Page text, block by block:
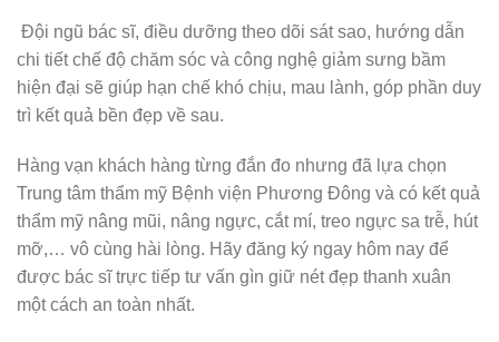
Đội ngũ bác sĩ, điều dưỡng theo dõi sát sao, hướng dẫn
chi tiết chế độ chăm sóc và công nghệ giảm sưng bầm
hiện đại sẽ giúp hạn chế khó chịu, mau lành, góp phần duy
trì kết quả bền đẹp về sau.
Hàng vạn khách hàng từng đắn đo nhưng đã lựa chọn
Trung tâm thẩm mỹ Bệnh viện Phương Đông và có kết quả
thẩm mỹ nâng mũi, nâng ngực, cắt mí, treo ngực sa trễ, hút
mỡ,… vô cùng hài lòng. Hãy đăng ký ngay hôm nay để
được bác sĩ trực tiếp tư vấn gìn giữ nét đẹp thanh xuân
một cách an toàn nhất.